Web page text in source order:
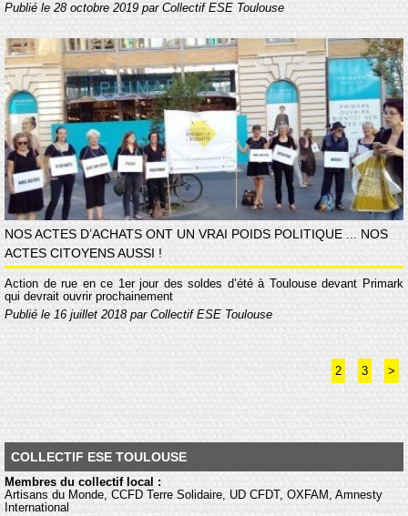
Publié le 28 octobre 2019 par Collectif ESE Toulouse
NOS ACTES D’ACHATS ONT UN VRAI POIDS POLITIQUE ... NOS
ACTES CITOYENS AUSSI !
Action de rue en ce 1er jour des soldes d’été à Toulouse devant Primark
qui devrait ouvrir prochainement
Publié le 16 juillet 2018 par Collectif ESE Toulouse
2 3 >
COLLECTIF ESE TOULOUSE
Membres du collectif local :
Artisans du Monde, CCFD Terre Solidaire, UD CFDT, OXFAM, Amnesty
International